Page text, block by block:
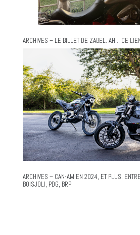
ARCHIVES – LE BILLET DE ZABEL. AH… CE
ARCHIVES – CAN-AM EN 2024, ET PLUS.
BOISJOLI, PDG, BRP.